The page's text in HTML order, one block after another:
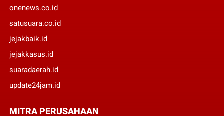
onenews.co.id
satusuara.co.id
jejakbaik.id
jejakkasus.id
suaradaerah.id
update24jam.id
MITRA PERUSAHAAN